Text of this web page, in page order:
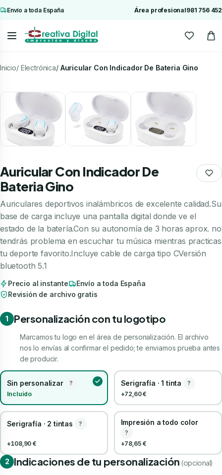
Envío a toda España Área profesional981 756 452
Inicio Electrónica Auricular Con Indicador De Bateria Gino
Auricular Con Indicador De
Bateria Gino
Auriculares deportivos inalámbricos de excelente calidad.Su
base de carga incluye una pantalla digital donde ve el
estado de la batería.Con su autonomía de 3 horas aprox. no
tendrás problema en escuchar tu música mientras practicas
tu deporte favorito.Incluye cable de carga tipo CVersión
bluetooth 5.1
Precio al instante
Envío a toda España
Revisión de archivo gratis
1 Personalización con tu logotipo
Marcamos tu logo en el área de personalización. El archivo
nos lo envías al confirmar el pedido; te enviamos prueba antes
de producir.
Sin personalizar
?
Incluido
Serigrafía · 1 tinta
?
+72,60 €
Serigrafía · 2 tintas ?
+108,90 €
Impresión a todo color
?
+78,65 €
2 Indicaciones de tu personalización (opcional)